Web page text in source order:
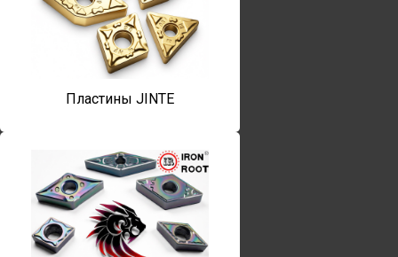
Пластины JINTE